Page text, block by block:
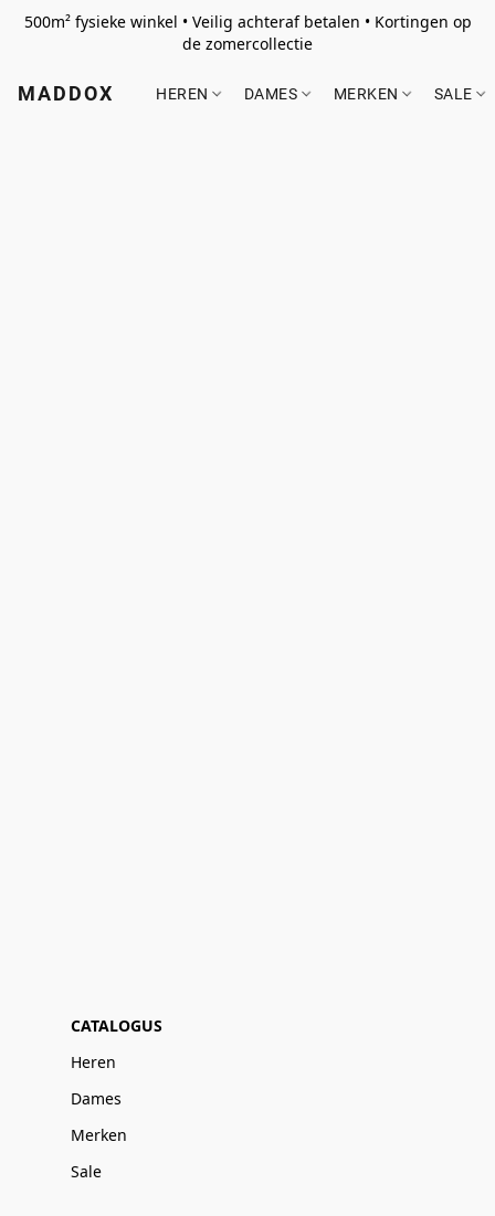
500m² fysieke winkel • Veilig achteraf betalen • Kortingen op
de zomercollectie
MADDOX HEREN DAMES MERKEN SALE
CATALOGUS
Heren
Dames
Merken
Sale